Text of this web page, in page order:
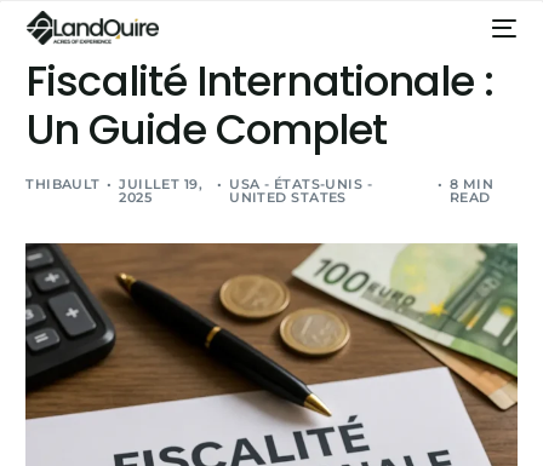
Fiscalité Internationale :
Un Guide Complet
THIBAULT JUILLET 19,
2025
USA - ÉTATS-UNIS -
UNITED STATES
8 MIN
READ